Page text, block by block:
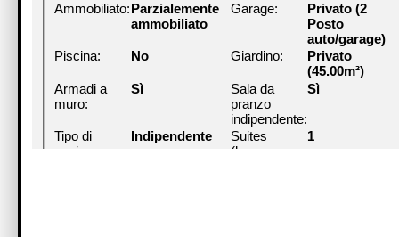
Ammobiliato:Parzialemente
ammobiliato
Garage:
Privato (2
Posto
auto/garage)
Piscina:
No Giardino:
Privato
(45.00m²)
Armadi a
muro:
Sì
Sala da
pranzo
indipendente:
Sì
Tipo di
cucina:
Indipendente
Suites
(bagno
1